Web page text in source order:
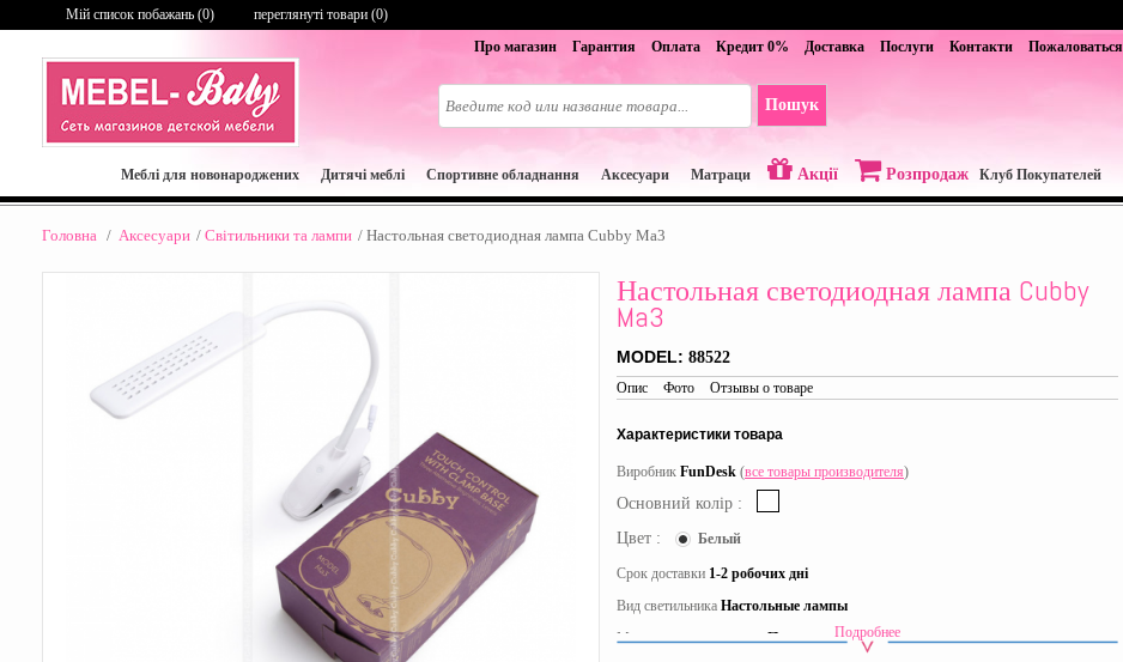
Про магазин Гарантия Оплата Кредит 0% Доставка Послуги Контакти Пожаловаться
Мій список побажань (0) переглянуті товари (0)
Меблі для новонароджених Дитячі меблі Cпортивне обладнання Aксесуари Матраци Акції Розпродаж Клуб Покупателей
Головна / Aксесуари / Світильники та лампи / Настольная светодиодная лампа Cubby Ma3
Настольная светодиодная лампа Cubby
Ma3
MODEL: 88522
Опис Фото Отзывы о товаре
Характеристики товара
Виробник FunDesk (все товары производителя)
Основний колір :
Цвет :
Белый
Срок доставки 1-2 робочих дні
Вид светильника Настольные лампы
Материал изготовления: Пластик
Подробнее